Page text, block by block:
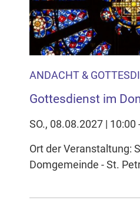
ANDACHT &
Gottesdienst im
SO., 08.08.2027 | 10:00
Ort der Veranstaltung:
Domgemeinde - St.